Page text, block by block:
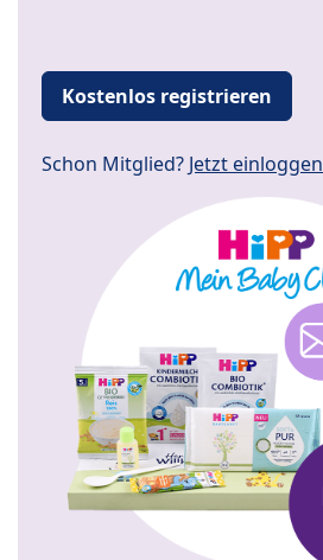
Kostenlos registrieren
Schon Mitglied? Jetzt einloggen